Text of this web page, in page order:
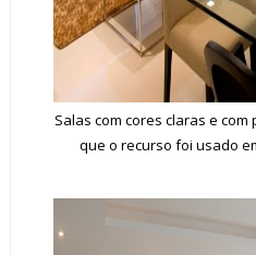
Salas com cores claras e
que o recurso foi usado